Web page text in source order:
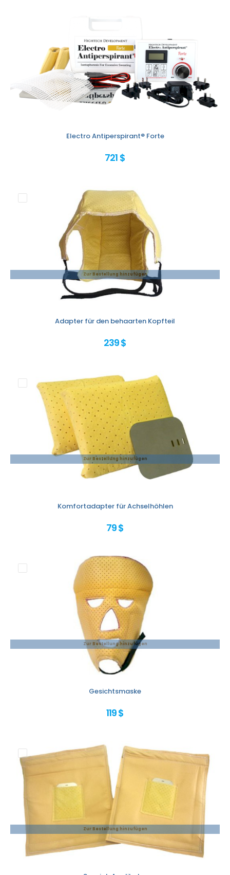
Electro Antiperspirant® Forte
721 $
Zur Bestellung hinzufügen
Adapter für den behaarten Kopfteil
239 $
Zur Bestellung hinzufügen
Komfortadapter für Achselhöhlen
79 $
Zur Bestellung hinzufügen
Gesichtsmaske
119 $
Zur Bestellung hinzufügen